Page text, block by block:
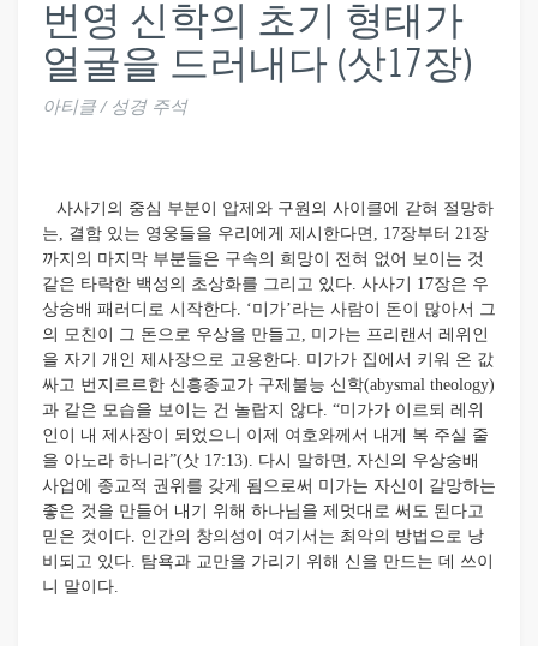
번영 신학의 초기 형태가
얼굴을 드러내다 (삿17장)
아티클 / 성경 주석
사사기의 중심 부분이 압제와 구원의 사이클에 갇혀 절망하
는, 결함 있는 영웅들을 우리에게 제시한다면, 17장부터 21장
까지의 마지막 부분들은 구속의 희망이 전혀 없어 보이는 것
같은 타락한 백성의 초상화를 그리고 있다. 사사기 17장은 우
상숭배 패러디로 시작한다. ‘미가’라는 사람이 돈이 많아서 그
의 모친이 그 돈으로 우상을 만들고, 미가는 프리랜서 레위인
을 자기 개인 제사장으로 고용한다. 미가가 집에서 키워 온 값
싸고 번지르르한 신흥종교가 구제불능 신학(abysmal theology)
과 같은 모습을 보이는 건 놀랍지 않다. “미가가 이르되 레위
인이 내 제사장이 되었으니 이제 여호와께서 내게 복 주실 줄
을 아노라 하니라”(삿 17:13). 다시 말하면, 자신의 우상숭배
사업에 종교적 권위를 갖게 됨으로써 미가는 자신이 갈망하는
좋은 것을 만들어 내기 위해 하나님을 제멋대로 써도 된다고
믿은 것이다. 인간의 창의성이 여기서는 최악의 방법으로 낭
비되고 있다. 탐욕과 교만을 가리기 위해 신을 만드는 데 쓰이
니 말이다.